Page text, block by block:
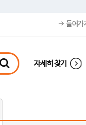
들어가
자세히 찾기